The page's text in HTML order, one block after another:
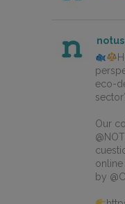
eco-
Our
online
by